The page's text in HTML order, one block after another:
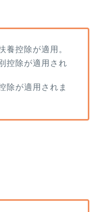
養控除が適用。
控除が適用され
除が適用されま